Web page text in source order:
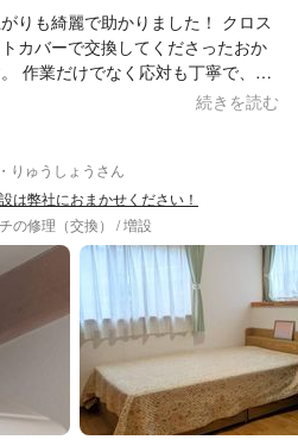
りも綺麗で助かりました！ クロス
カバーで交換してくださったおか
た。 また何かあったらお願いした
続きを読む
りゅうしょうさん
は弊社におまかせください！
の修理（交換） / 増設